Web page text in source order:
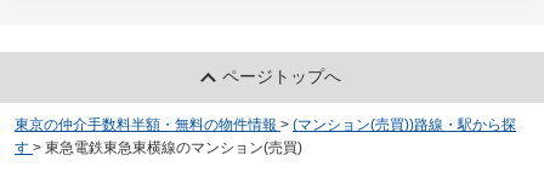
ページトップへ
東京の仲介手数料半額・無料の物件情報 > (マンション(売買))路線・駅から探
す > 東急電鉄東急東横線のマンション(売買)